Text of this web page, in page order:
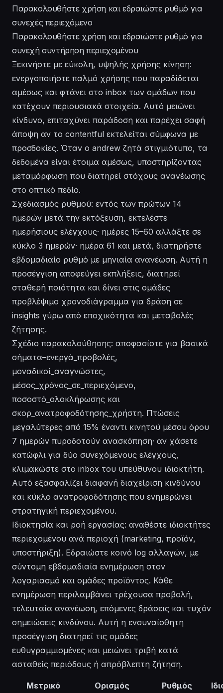
Παρακολουθήστε χρήση και εδραιώστε ρυθμό για
συνεχές περιεχόμενο
Παρακολουθήστε χρήση και εδραιώστε ρυθμό για
συνεχή συντήρηση περιεχομένου
Ξεκινήστε με εύκολη, υψηλής χρήσης κίνηση:
ενεργοποιήστε παλμό χρήσης που παραδίδεται
αμέσως και φτάνει στο inbox των ομάδων που
κατέχουν περιουσιακά στοιχεία. Αυτό μειώνει
κίνδυνο, επιταχύνει παράδοση και παρέχει σαφή
άποψη αν το contentful εκτελείται σύμφωνα με
προσδοκίες. Όταν ο andrew ζητά στιγμιότυπο, τα
δεδομένα είναι έτοιμα αμέσως, υποστηρίζοντας
μεταμόρφωση που διατηρεί στόχους ανανέωσης
στο οπτικό πεδίο.
Σχεδιασμός ρυθμού: εντός των πρώτων 14
ημερών μετά την εκτόξευση, εκτελέστε
ημερήσιους ελέγχους· ημέρες 15–60 αλλάξτε σε
κύκλο 3 ημερών· ημέρα 61 και μετά, διατηρήστε
εβδομαδιαίο ρυθμό με μηνιαία ανανέωση. Αυτή η
προσέγγιση αποφεύγει εκπλήξεις, διατηρεί
σταθερή ποιότητα και δίνει στις ομάδες
προβλέψιμο χρονοδιάγραμμα για δράση σε
insights γύρω από εποχικότητα και μεταβολές
ζήτησης.
Σχέδιο παρακολούθησης: αποφασίστε για βασικά
σήματα–ενεργά_προβολές,
μοναδικοί_αναγνώστες,
μέσος_χρόνος_σε_περιεχόμενο,
ποσοστό_ολοκλήρωσης και
σκορ_ανατροφοδότησης_χρήστη. Πτώσεις
μεγαλύτερες από 15% έναντι κινητού μέσου όρου
7 ημερών πυροδοτούν ανασκόπηση· αν χάσετε
κατώφλι για δύο συνεχόμενους ελέγχους,
κλιμακώστε στο inbox του υπεύθυνου ιδιοκτήτη.
Αυτό εξασφαλίζει διαφανή διαχείριση κινδύνου
και κύκλο ανατροφοδότησης που ενημερώνει
στρατηγική περιεχομένου.
Ιδιοκτησία και ροή εργασίας: αναθέστε ιδιοκτήτες
περιεχομένου ανά περιοχή (marketing, προϊόν,
υποστήριξη). Εδραιώστε κοινό log αλλαγών, με
σύντομη εβδομαδιαία ενημέρωση στον
λογαριασμό και ομάδες προϊόντος. Κάθε
ενημέρωση περιλαμβάνει τρέχουσα προβολή,
τελευταία ανανέωση, επόμενες δράσεις και τυχόν
σημειώσεις κινδύνου. Αυτή η ενσυναίσθητη
προσέγγιση διατηρεί τις ομάδες
ευθυγραμμισμένες και μειώνει τριβή κατά
ασταθείς περιόδους ή απρόβλεπτη ζήτηση.
Μετρικό Ορισμός Ρυθμός